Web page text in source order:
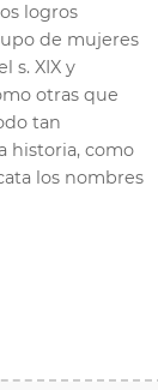
logros
de mujeres
s. XIX y
otras que
tan
historia, como
los nombres